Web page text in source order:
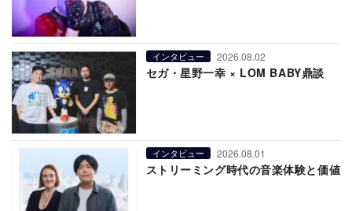
インタビュー 2026.08.02
セガ・星野一幸 × LOM BABY鼎談
インタビュー 2026.08.01
ストリーミング時代の音楽体験と価値